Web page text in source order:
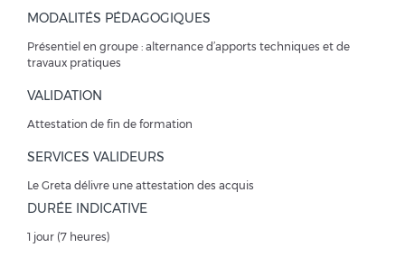
MODALITÉS PÉDAGOGIQUES
Présentiel en groupe : alternance d’apports techniques et de
travaux pratiques
VALIDATION
Attestation de fin de formation
SERVICES VALIDEURS
Le Greta délivre une attestation des acquis
DURÉE INDICATIVE
1 jour (7 heures)